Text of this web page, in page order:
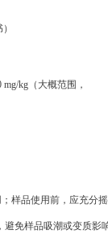
mg/kg （大概范围，
样品使用前，应充分
避免样品吸潮或变质影